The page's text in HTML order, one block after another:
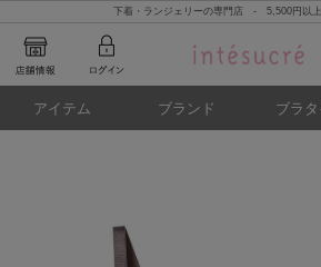
下着・ランジェリーの専門店 - 5,500円以
アイテム ブランド ブラ